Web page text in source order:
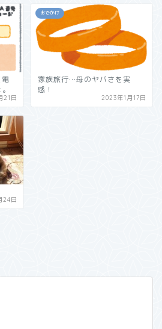
21日
おでかけ
家族旅行…母のヤバさを実
感！
2023年1月17日
24日